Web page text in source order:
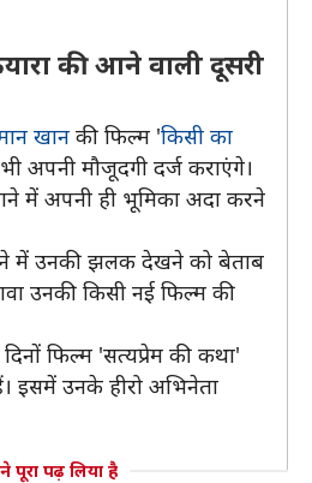
की आने वाली दूसरी
खान की फिल्म 'किसी का
अपनी मौजूदगी दर्ज कराएंगे।
में अपनी ही भूमिका अदा करने
में उनकी झलक देखने को बेताब
उनकी किसी नई फिल्म की
फिल्म 'सत्यप्रेम की कथा'
इसमें उनके हीरो अभिनेता
पूरा पढ़ लिया है